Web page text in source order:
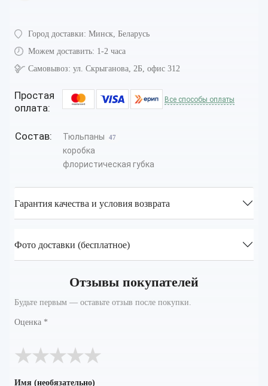
Город доставки: Минск, Беларусь
Можем доставить: 1-2 часа
Самовывоз: ул. Скрыганова, 2Б, офис 312
Простая
оплата:
Все способы оплаты
Состав: Тюльпаны 47
коробка
флористическая губка
Гарантия качества и условия возврата
Фото доставки (бесплатное)
Отзывы покупателей
Будьте первым — оставьте отзыв после покупки.
Оценка *
★
★
★
★
★
Имя (необязательно)